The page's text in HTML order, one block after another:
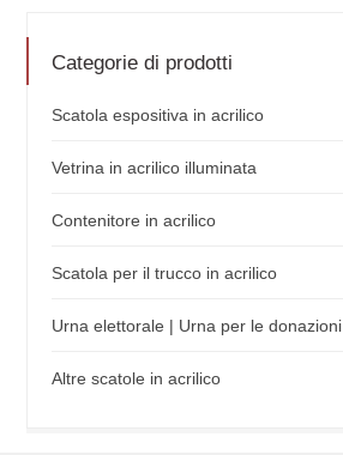
Categorie di prodotti
Scatola espositiva in acrilico
Vetrina in acrilico illuminata
Contenitore in acrilico
Scatola per il trucco in acrilico
Urna elettorale | Urna per le donazioni
Altre scatole in acrilico